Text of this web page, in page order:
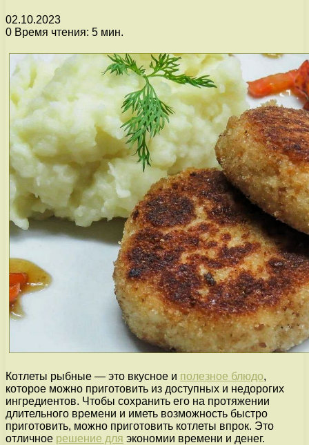
02.10.2023
0 Время чтения: 5 мин.
Котлеты рыбные — это вкусное и полезное блюдо,
которое можно приготовить из доступных и недорогих
ингредиентов. Чтобы сохранить его на протяжении
длительного времени и иметь возможность быстро
приготовить, можно приготовить котлеты впрок. Это
отличное решение для экономии времени и денег.